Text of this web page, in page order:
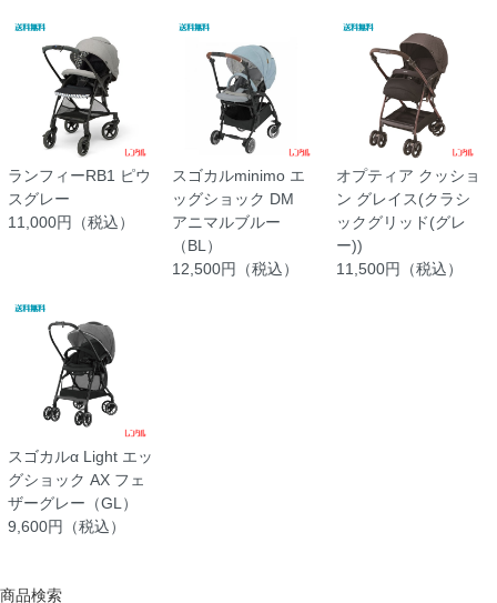
ランフィーRB1 ピウ
スグレー
11,000円（税込）
スゴカルminimo エ
ッグショック DM
アニマルブルー
（BL）
12,500円（税込）
オプティア クッショ
ン グレイス(クラシ
ックグリッド(グレ
ー))
11,500円（税込）
スゴカルα Light エッ
グショック AX フェ
ザーグレー（GL）
9,600円（税込）
商品検索